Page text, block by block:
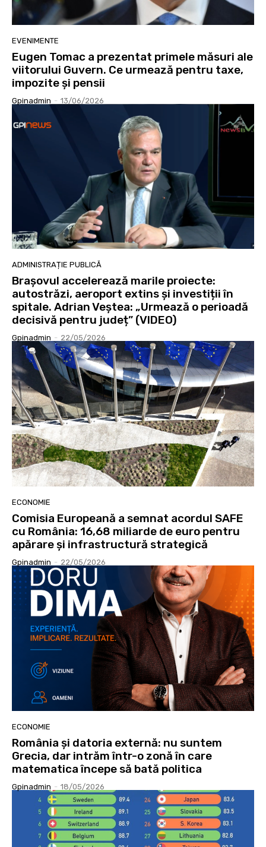
EVENIMENTE
Eugen Tomac a prezentat primele măsuri ale
viitorului Guvern. Ce urmează pentru taxe,
impozite și pensii
Gpinadmin - 13/06/2026
ADMINISTRAȚIE PUBLICĂ
Brașovul accelerează marile proiecte:
autostrăzi, aeroport extins și investiții în
spitale. Adrian Veștea: „Urmează o perioadă
decisivă pentru județ” (VIDEO)
Gpinadmin - 22/05/2026
ECONOMIE
Comisia Europeană a semnat acordul SAFE
cu România: 16,68 miliarde de euro pentru
apărare și infrastructură strategică
Gpinadmin - 22/05/2026
ECONOMIE
România și datoria externă: nu suntem
Grecia, dar intrăm într-o zonă în care
matematica începe să bată politica
Gpinadmin - 18/05/2026